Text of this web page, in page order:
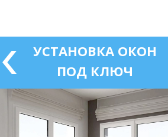
УСТАНОВКА ОКОН
ПОД КЛЮЧ